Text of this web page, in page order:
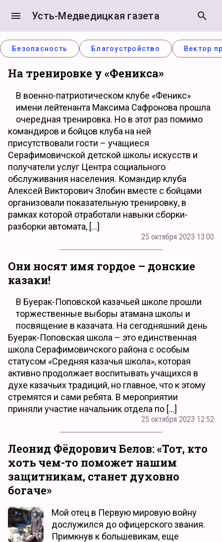
menu Усть-Медведицкая газета search
Безопасность Благоустройство Вектор
На тренировке у «Феникса»
В военно-патриотическом клубе «Феникс»
имени лейтенанта Максима Сафронова прошла
очередная тренировка. Но в этот раз помимо
командиров и бойцов клуба на ней
присутствовали гости – учащиеся
Серафимовичской детской школы искусств и
получатели услуг Центра социального
обслуживания населения. Командир клуба
Алексей Викторович Злобин вместе с бойцами
организовали показательную тренировку, в
рамках которой отработали навыки сборки-
разборки автомата, […]
25 октября 2023 13:00
Они носят имя гордое – донские
казаки!
В Буерак-Поповской казачьей школе прошли
торжественные выборы атамана школы и
посвящение в казачата. На сегодняшний день
Буерак-Поповская школа – это единственная
школа Серафимовичского района с особым
статусом «Средняя казачья школа», которая
активно продолжает воспитывать учащихся в
духе казачьих традиций, но главное, что к этому
стремятся и сами ребята. В мероприятии
приняли участие начальник отдела по […]
25 октября 2023 12:52
Леонид Фёдорович Белов: «Тот, кто
хоть чем-то поможет нашим
защитникам, станет духовно
богаче»
Мой отец в Первую мировую войну
дослужился до офицерского звания.
Примкнув к большевикам, еще